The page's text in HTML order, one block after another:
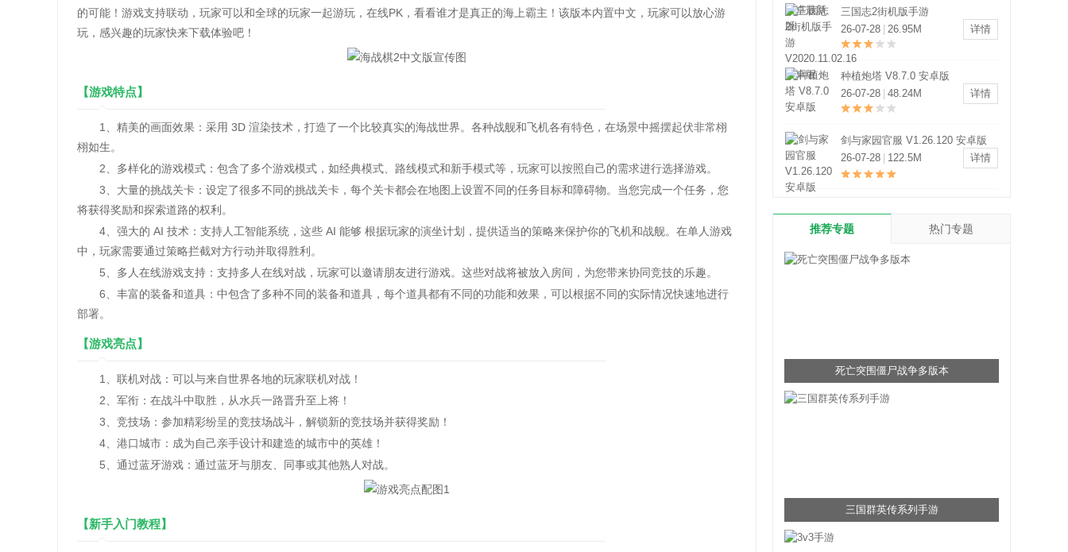
的可能！游戏支持联动，玩家可以和全球的玩家一起游玩，在线PK，看看谁才是真正的海上霸主！该版本内置中文，玩家可以放心游
玩，感兴趣的玩家快来下载体验吧！
【游戏特点】
1、精美的画面效果：采用 3D 渲染技术，打造了一个比较真实的海战世界。各种战舰和飞机各有特色，在场景中摇摆起伏非常栩
栩如生。
2、多样化的游戏模式：包含了多个游戏模式，如经典模式、路线模式和新手模式等，玩家可以按照自己的需求进行选择游戏。
3、大量的挑战关卡：设定了很多不同的挑战关卡，每个关卡都会在地图上设置不同的任务目标和障碍物。当您完成一个任务，您
将获得奖励和探索道路的权利。
4、强大的 AI 技术：支持人工智能系统，这些 AI 能够 根据玩家的演坐计划，提供适当的策略来保护你的飞机和战舰。在单人游戏
中，玩家需要通过策略拦截对方行动并取得胜利。
5、多人在线游戏支持：支持多人在线对战，玩家可以邀请朋友进行游戏。这些对战将被放入房间，为您带来协同竞技的乐趣。
6、丰富的装备和道具：中包含了多种不同的装备和道具，每个道具都有不同的功能和效果，可以根据不同的实际情况快速地进行
部署。
【游戏亮点】
1、联机对战：可以与来自世界各地的玩家联机对战！
2、军衔：在战斗中取胜，从水兵一路晋升至上将！
3、竞技场：参加精彩纷呈的竞技场战斗，解锁新的竞技场并获得奖励！
4、港口城市：成为自己亲手设计和建造的城市中的英雄！
5、通过蓝牙游戏：通过蓝牙与朋友、同事或其他熟人对战。
【新手入门教程】
三国志2街机版手游
V2020.11.02.16 安卓版
26-07-28 26.95M 详情
种植炮塔 V8.7.0 安卓版
26-07-28 48.24M 详情
剑与家园官服 V1.26.120 安卓版
26-07-28
122.5M 详情
推荐专题 热门专题
死亡突围僵尸战争多版本
三国群英传系列手游